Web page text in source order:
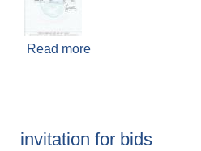
Read more
invitation for bids